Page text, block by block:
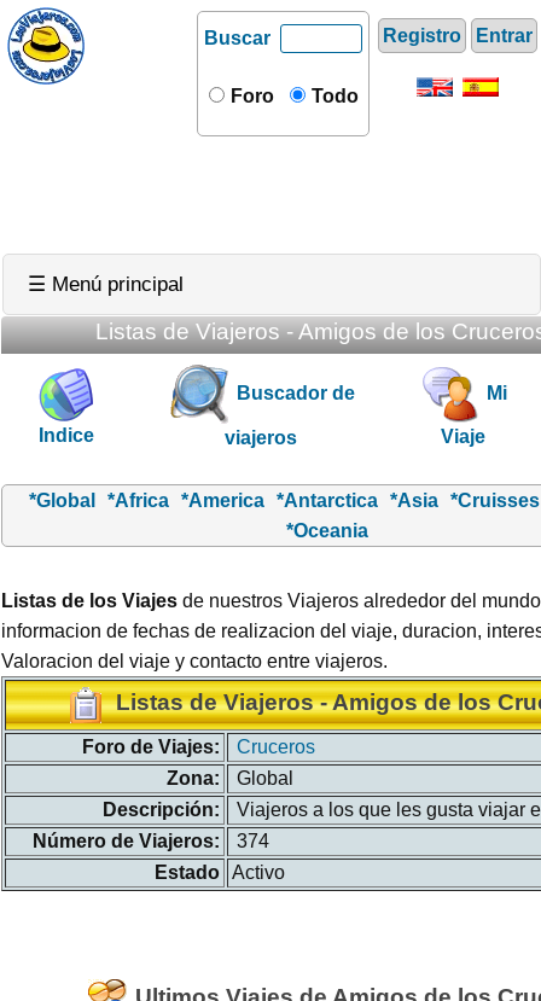
Registro Entrar
Buscar
Foro Todo
☰ Menú principal
Listas de Viajeros - Amigos de los
Indice
Buscador de
viajeros
Mi
Viaje
*Global *Africa *America *Antarctica *Asia
*Cruisses
*Oceania
Listas de los Viajes de nuestros Viajeros alrededor del
informacion de fechas de realizacion del viaje, duracion,
Valoracion del viaje y contacto entre viajeros.
Listas de Viajeros - Amigos de los
Foro de Viajes:
Cruceros
Zona:
Global
Descripción:
Viajeros a los que les gusta viajar
Número de Viajeros:
374
Estado Activo